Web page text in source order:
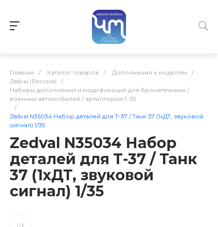
Главная / Каталог товаров / Дополнения к моделям
/
Zedval (Россия)
/
Наборы дополнений и модификаций для бронетехники /
военных автомобилей / артиллерии 1: 35
/
Zedval N35034 Набор деталей для Т-37 / Танк 37 (1хДТ, звуковой
сигнал) 1/35
Zedval N35034 Набор
деталей для Т-37 / Танк
37 (1хДТ, звуковой
сигнал) 1/35